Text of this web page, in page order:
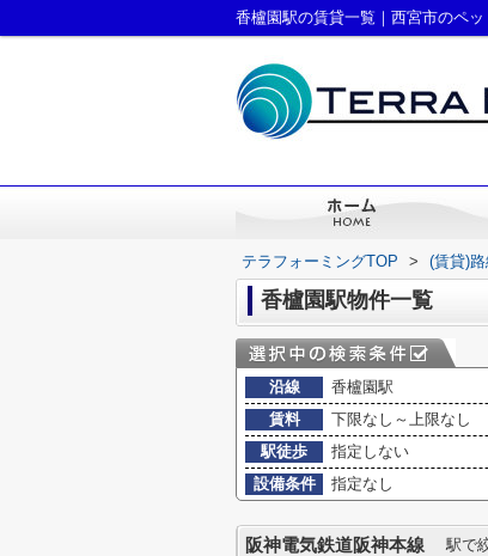
香櫨園駅の賃貸一覧｜西宮市のペ
テラフォーミングTOP > (賃貸)
香櫨園駅物件一覧
沿線
香櫨園駅
賃料
下限なし～上限なし
駅徒歩
指定しない
設備条件
指定なし
阪神電気鉄道阪神本線 駅で